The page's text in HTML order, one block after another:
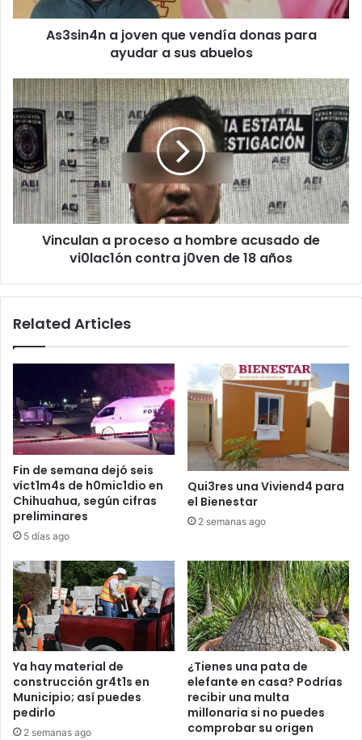
a
As3sin4n a joven que vendía donas para
ayudar a sus abuelos
Vinculan
a
proceso
a
hombre
acusado
de
vi0lac1ón
contra
Vinculan a proceso a hombre acusado de
vi0lac1ón contra j0ven de 18 años
Related Articles
Fin de semana dejó seis
víct1m4s de h0mic1dio en
Chihuahua, según cifras
preliminares
5 días ago
Qui3res una Viviend4 para
el Bienestar
2 semanas ago
Ya hay material de
construcción gr4t1s en
Municipio; así puedes
pedirlo
2 semanas ago
¿Tienes una pata de
elefante en casa? Podrías
recibir una multa
millonaria si no puedes
comprobar su origen